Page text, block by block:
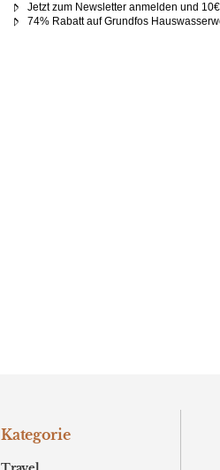
Jetzt zum Newsletter anmelden und
74% Rabatt auf Grundfos
Kategorie